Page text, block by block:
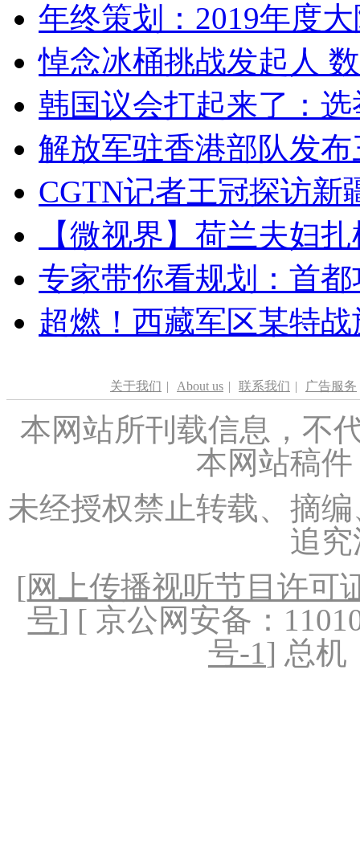
年终策划：2019年度
悼念冰桶挑战发起人
韩国议会打起来了：
解放军驻香港部队发
CGTN记者王冠探访新
【微视界】荷兰夫妇
专家带你看规划：首
超燃！西藏军区某特
关于我们 | About us | 联系我们 | 广告服务
本网站所刊载信息，不
本网站稿
未经授权禁止转载、摘
追
[网上传播视听节目许可
号] [ 京公网安备：
号-1] 总机